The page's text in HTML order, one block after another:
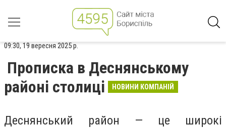
09:30, 19 вересня 2025 р.
Прописка в Деснянському
районі столиці
НОВИНИ КОМПАНІЙ
Деснянський район — це широкі